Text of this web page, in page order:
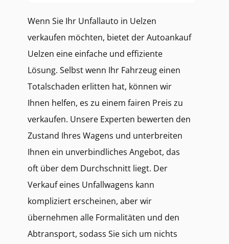
Wenn Sie Ihr Unfallauto in Uelzen
verkaufen möchten, bietet der Autoankauf
Uelzen eine einfache und effiziente
Lösung. Selbst wenn Ihr Fahrzeug einen
Totalschaden erlitten hat, können wir
Ihnen helfen, es zu einem fairen Preis zu
verkaufen. Unsere Experten bewerten den
Zustand Ihres Wagens und unterbreiten
Ihnen ein unverbindliches Angebot, das
oft über dem Durchschnitt liegt. Der
Verkauf eines Unfallwagens kann
kompliziert erscheinen, aber wir
übernehmen alle Formalitäten und den
Abtransport, sodass Sie sich um nichts